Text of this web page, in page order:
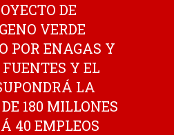
DE
VERDE
POR ENAGAS Y
Y EL
LA
180 MILLONES
40 EMPLEOS